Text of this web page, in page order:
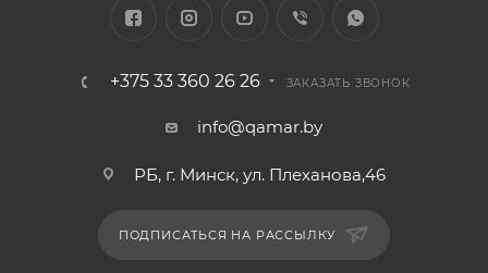
+375 33 360 26 26 ЗАКАЗАТЬ ЗВОНОК
info@qamar.by
РБ, г. Минск, ул. Плеханова,46
ПОДПИСАТЬСЯ НА РАССЫЛКУ